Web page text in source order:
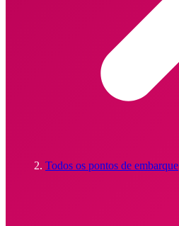
Todos os pontos de embarque